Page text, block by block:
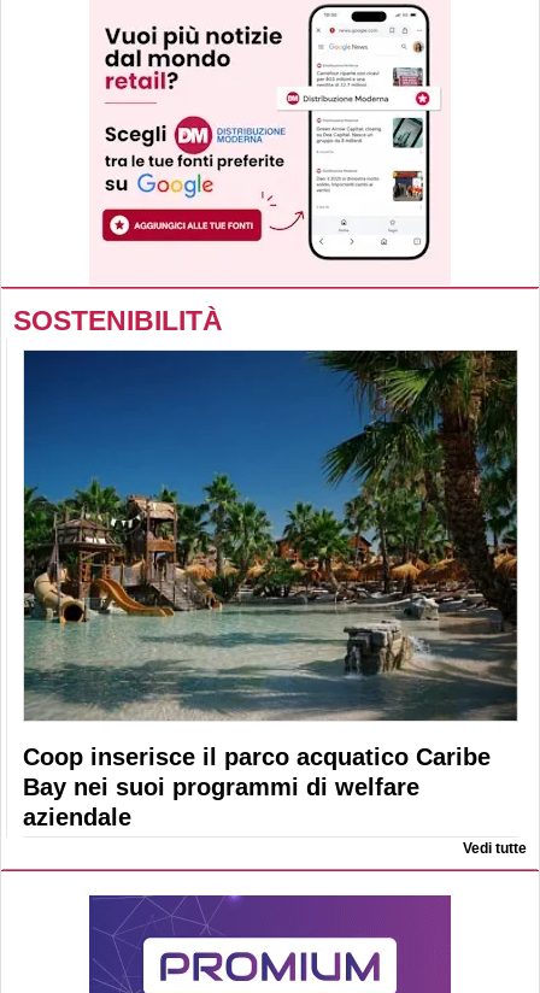
SOSTENIBILITÀ
Coop inserisce il parco acquatico Caribe
Bay nei suoi programmi di welfare
aziendale
Vedi tutte